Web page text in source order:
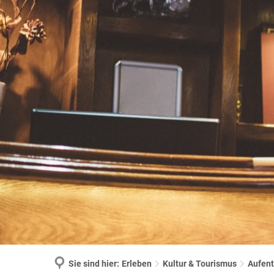
Sie sind hier: Erleben Kultur & Tourismus